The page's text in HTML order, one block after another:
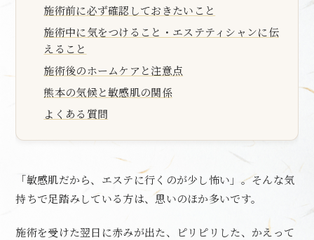
施術前に必ず確認しておきたいこと
施術中に気をつけること・エステティシャンに伝
えること
施術後のホームケアと注意点
熊本の気候と敏感肌の関係
よくある質問
「敏感肌だから、エステに行くのが少し怖い」。そんな気
持ちで足踏みしている方は、思いのほか多いです。
施術を受けた翌日に赤みが出た、ピリピリした、かえって